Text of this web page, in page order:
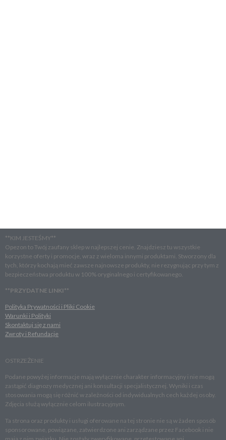
**KIM JESTEŚMY**
Opezon to Twój zaufany sklep w najlepszej cenie. Znajdziesz tu wszystkie
korzystne oferty i promocje, wraz z wieloma innymi produktami. Stworzony dla
tych, którzy kochają mieć zawsze najnowsze produkty, nie rezygnując przy tym z
bezpieczeństwa produktu w 100% oryginalnego i certyfikowanego.
**PRZYDATNE LINKI **
Polityka Prywatności i Pliki Cookie
Warunki i Polityki
Skontaktuj się z nami
Zwroty i Refundacje
OSTRZEŻENIE
Podane powyżej informacje mają wyłącznie charakter informacyjny i nie mogą
zastąpić diagnozy medycznej ani konsultacji specjalistycznej. Wyniki i czas
stosowania mogą się różnić w zależności od indywidualnych cech każdej osoby.
Zdjęcia służą wyłącznie celom ilustracyjnym.
Ta strona oraz produkty i usługi oferowane na tej stronie nie są w żaden sposób
sponsorowane, powiązane, zatwierdzone ani zarządzane przez Facebook i nie